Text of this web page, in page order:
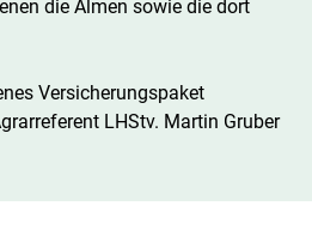
die Almen sowie die dort
Versicherungspaket
LHStv. Martin Gruber